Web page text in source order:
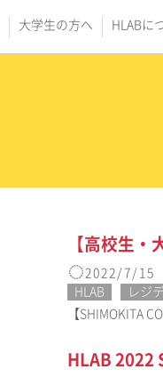
大学生の方へ HLABに
【高校生
2022/7/15
HLAB
レジ
【SHIMOKITA
HLAB 2022